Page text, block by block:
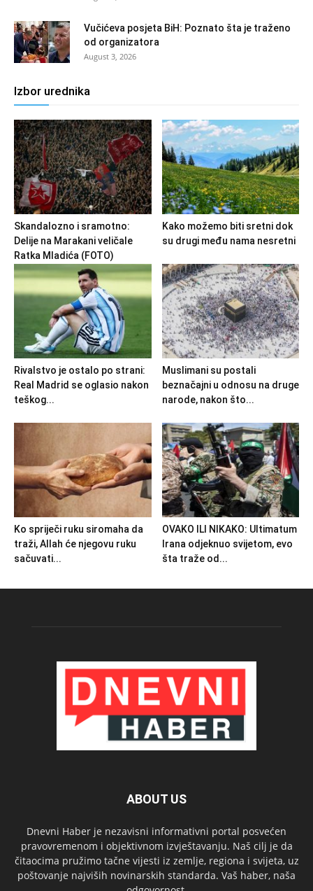
Vučićeva posjeta BiH: Poznato šta je traženo
od organizatora
August 3, 2026
Izbor urednika
Skandalozno i sramotno:
Delije na Marakani veličale
Ratka Mladića (FOTO)
Kako možemo biti sretni dok
su drugi među nama nesretni
Rivalstvo je ostalo po strani:
Real Madrid se oglasio nakon
teškog...
Muslimani su postali
beznačajni u odnosu na druge
narode, nakon što...
Ko spriječi ruku siromaha da
traži, Allah će njegovu ruku
sačuvati...
OVAKO ILI NIKAKO: Ultimatum
Irana odjeknuo svijetom, evo
šta traže od...
ABOUT US
Dnevni Haber je nezavisni informativni portal posvećen
pravovremenom i objektivnom izvještavanju. Naš cilj je da
čitaocima pružimo tačne vijesti iz zemlje, regiona i svijeta, uz
poštovanje najviših novinarskih standarda. Vaš haber, naša